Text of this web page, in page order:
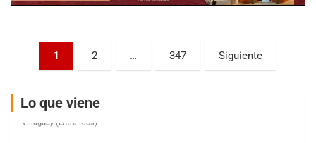
Paginación
entradas
1 2 … 347 Siguiente
Lo que viene
VICTORIENSE - F7
Victoria (Entre Ríos)
PATAGONICO - F6